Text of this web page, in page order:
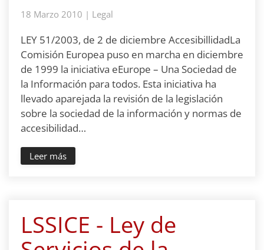
18 Marzo 2010 | Legal
LEY 51/2003, de 2 de diciembre AccesibillidadLa
Comisión Europea puso en marcha en diciembre
de 1999 la iniciativa eEurope – Una Sociedad de
la Información para todos. Esta iniciativa ha
llevado aparejada la revisión de la legislación
sobre la sociedad de la información y normas de
accesibilidad…
Leer más
LSSICE - Ley de